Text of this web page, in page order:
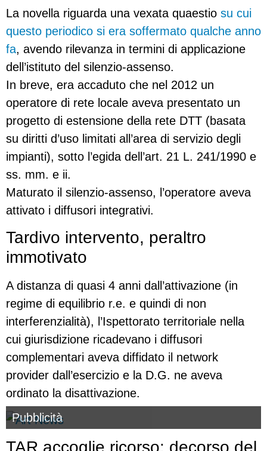
La novella riguarda una vexata quaestio su cui
questo periodico si era soffermato qualche anno
fa, avendo rilevanza in termini di applicazione
dell’istituto del silenzio-assenso.
In breve, era accaduto che nel 2012 un
operatore di rete locale aveva presentato un
progetto di estensione della rete DTT (basata
su diritti d’uso limitati all’area di servizio degli
impianti), sotto l’egida dell’art. 21 L. 241/1990 e
ss. mm. e ii.
Maturato il silenzio-assenso, l’operatore aveva
attivato i diffusori integrativi.
Tardivo intervento, peraltro
immotivato
A distanza di quasi 4 anni dall’attivazione (in
regime di equilibrio r.e. e quindi di non
interferenzialità), l’Ispettorato territoriale nella
cui giurisdizione ricadevano i diffusori
complementari aveva diffidato il network
provider dall’esercizio e la D.G. ne aveva
ordinato la disattivazione.
Pubblicità
TAR accoglie ricorso: decorso del